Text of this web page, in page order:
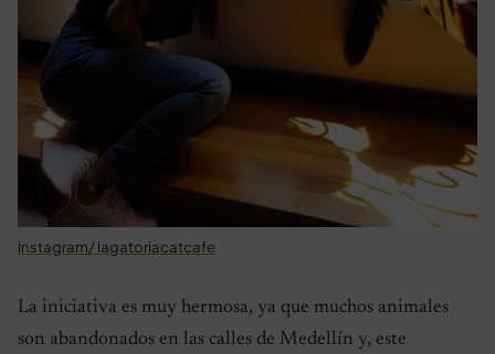
Instagram/ lagatoriacatcafe
La iniciativa es muy hermosa, ya que muchos animales
son abandonados en las calles de Medellín y, este